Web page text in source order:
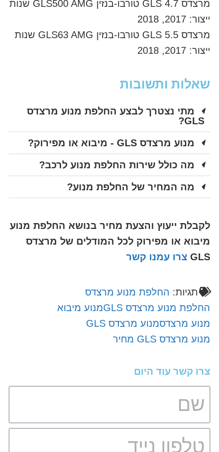
מרצדס GLS 4.7 טורבו-בנזין GLS500 AMG שנות
ייצור: 2017, 2018
מרצדס GLS 5.5 טורבו-בנזין GLS63 AMG שנות
ייצור: 2017, 2018
שאלות ותשובות
מתי נצטרך לבצע החלפת מנוע מרצדס
GLS?
מנוע מרצדס GLS - מיבוא או מפירוק?
מה כולל שירות החלפת מנוע לרכב?
מה המחיר של החלפת מנוע?
לקבלת ייעוץ והצעת מחיר בנושא החלפת מנוע
מיבוא או מפירוק לכל המודלים של מרצדס
GLS צרו עמנו קשר
תגיות: החלפת מנוע מרצדס
החלפת מנוע מרצדס GLS
מנוע מיבוא
מנוע מרצדסמנוע מרצדס GLS
מנוע מרצדס GLS מחיר
צרו קשר עוד היום